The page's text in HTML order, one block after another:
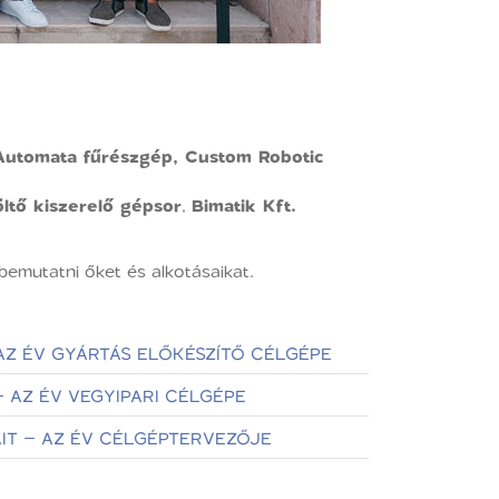
fűrészgép, Custom Robotic
kiszerelő gépsor, Bimatik Kft.
őket és alkotásaikat.
ÉV GYÁRTÁS ELŐKÉSZÍTŐ CÉLGÉPE
ÉV VEGYIPARI CÉLGÉPE
– AZ ÉV CÉLGÉPTERVEZŐJE